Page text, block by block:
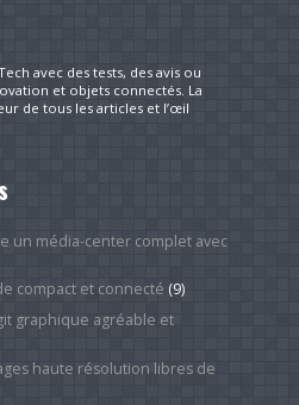
avec des tests, des avis ou
et objets connectés. La
de tous les articles et l’œil
un média-center complet avec
compact et connecté (9)
graphique agréable et
haute résolution libres de